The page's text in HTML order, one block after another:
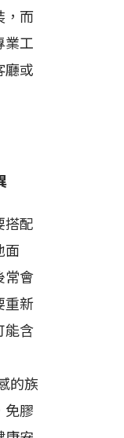
，而
業工
廳或
搭配
面
常會
重新
能含
的族
免膠